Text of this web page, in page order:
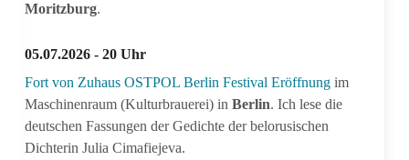
Moritzburg.
05.07.2026 - 20 Uhr
Fort von Zuhaus OSTPOL Berlin Festival Eröffnung im
Maschinenraum (Kulturbrauerei) inBerlin. Ich lese die
deutschen Fassungen der Gedichte der belorusischen
Dichterin Julia Cimafiejeva.